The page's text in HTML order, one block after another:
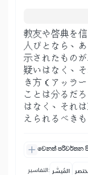
教友や啓典を
人びとなら、
示されたもの
疑いはなく、
き方（アッラ
ことは分るだ
はなく、それ
えられるべきも
වෙනත් පරිවර්තන
التفاسير: المُيسَّر